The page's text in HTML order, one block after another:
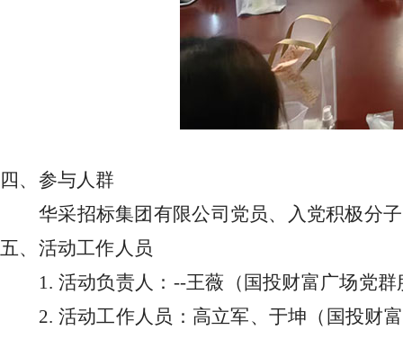
四、参与人群
华采招标集团有限公司党员、入党积极分
五、活动工作人员
1. 活动负责人：--王薇（国投财富广场党
2. 活动工作人员：高立军、于坤（国投财